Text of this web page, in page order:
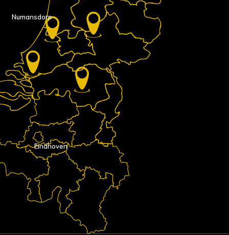
Eindhoven
Numansdorp